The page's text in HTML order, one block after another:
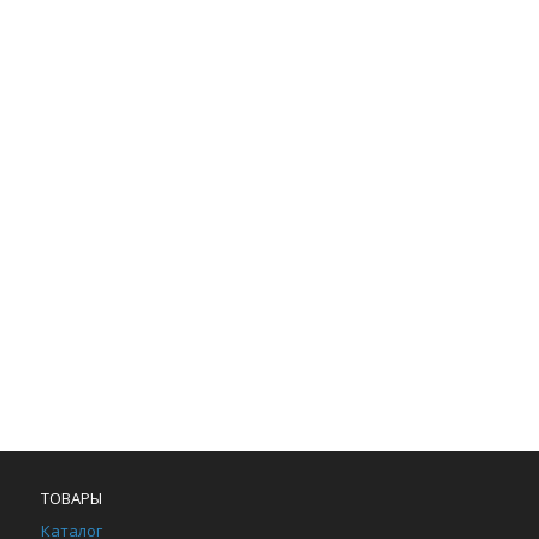
ТОВАРЫ
Каталог